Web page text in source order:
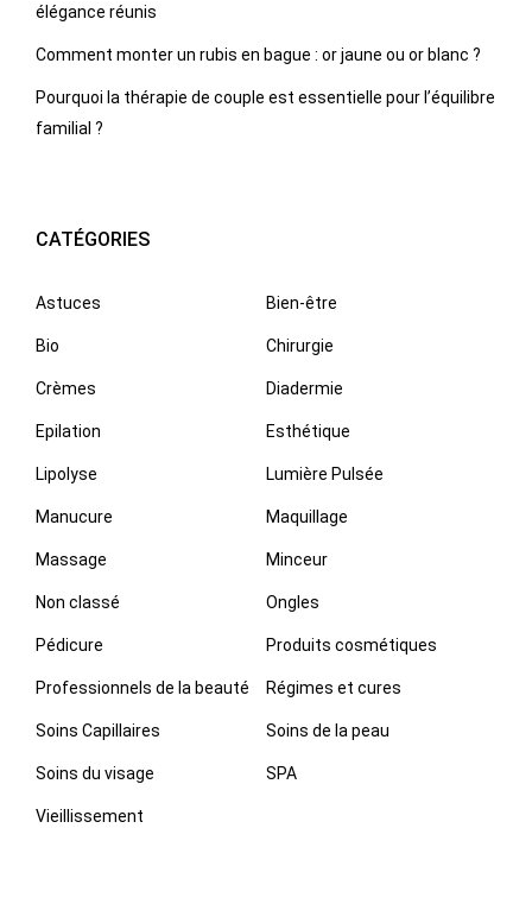
élégance réunis
Comment monter un rubis en bague : or jaune ou or blanc ?
Pourquoi la thérapie de couple est essentielle pour l’équilibre
familial ?
CATÉGORIES
Astuces Bien-être
Bio Chirurgie
Crèmes Diadermie
Epilation Esthétique
Lipolyse Lumière Pulsée
Manucure Maquillage
Massage Minceur
Non classé Ongles
Pédicure Produits cosmétiques
Professionnels de la beauté Régimes et cures
Soins Capillaires Soins de la peau
Soins du visage SPA
Vieillissement